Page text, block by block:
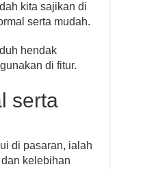
kita sajikan di
serta mudah.
hendak
di fitur.
serta
di pasaran, ialah
kelebihan